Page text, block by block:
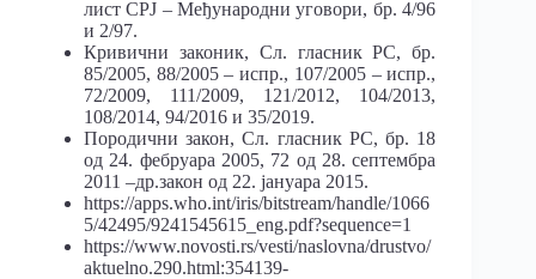
лист СРЈ – Међународни уговори, бр. 4/96
и 2/97.
Кривични законик, Сл. гласник РС, бр.
85/2005, 88/2005 – испр., 107/2005 – испр.,
72/2009, 111/2009, 121/2012, 104/2013,
108/2014, 94/2016 и 35/2019.
Породични закон, Сл. гласник РС, бр. 18
од 24. фебруара 2005, 72 од 28. септембра
2011 –др.закон од 22. јануара 2015.
https://apps.who.int/iris/bitstream/handle/1066
5/42495/9241545615_eng.pdf?sequence=1
https://www.novosti.rs/vesti/naslovna/drustvo/
aktuelno.290.html:354139-